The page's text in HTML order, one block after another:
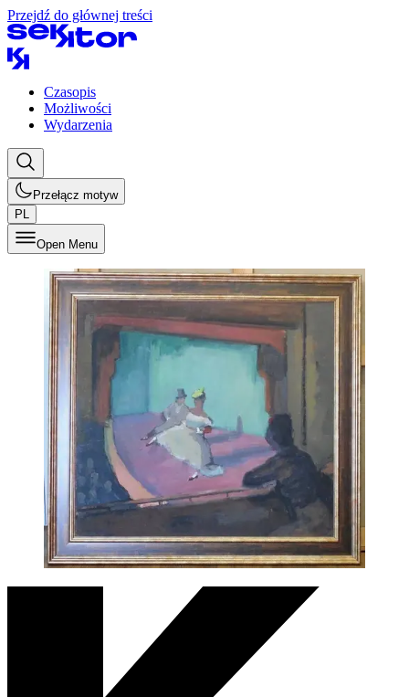
Przejdź do głównej treści
Czasopis
Możliwości
Wydarzenia
Przełącz motyw
PL
Open Menu